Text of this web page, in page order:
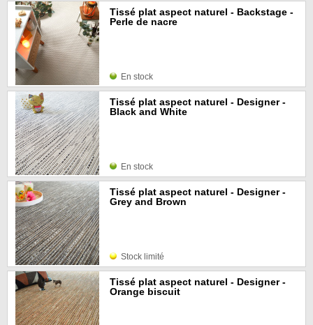
Tissé plat aspect naturel - Backstage -
Perle de nacre
En stock
Tissé plat aspect naturel - Designer -
Black and White
En stock
Tissé plat aspect naturel - Designer -
Grey and Brown
Stock limité
Tissé plat aspect naturel - Designer -
Orange biscuit